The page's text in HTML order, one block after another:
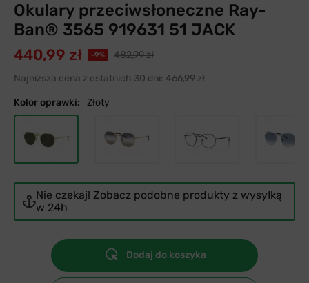
Okulary przeciwsłoneczne Ray-
Ban® 3565 919631 51 JACK
440,99 zł -9%
482,99 zł
Najniższa cena z ostatnich 30 dni: 466,99 zł
Kolor oprawki: Złoty
Nie czekaj! Zobacz podobne produkty z wysyłką
w 24h
Dodaj do koszyka